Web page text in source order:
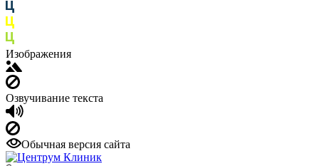
Изображения
Озвучивание текста
Обычная версия сайта